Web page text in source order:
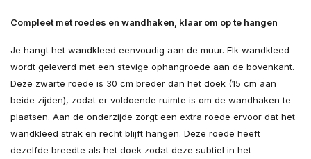
Compleet met roedes en wandhaken, klaar om op te hangen
Je hangt het wandkleed eenvoudig aan de muur. Elk wandkleed
wordt geleverd met een stevige ophangroede aan de bovenkant.
Deze zwarte roede is 30 cm breder dan het doek (15 cm aan
beide zijden), zodat er voldoende ruimte is om de wandhaken te
plaatsen. Aan de onderzijde zorgt een extra roede ervoor dat het
wandkleed strak en recht blijft hangen. Deze roede heeft
dezelfde breedte als het doek zodat deze subtiel in het